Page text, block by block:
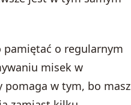
o regularnym
misek w
pomaga w tym, bo masz